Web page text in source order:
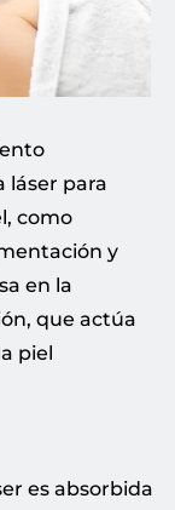
láser para
como
y
en la
que actúa
piel
es absorbida